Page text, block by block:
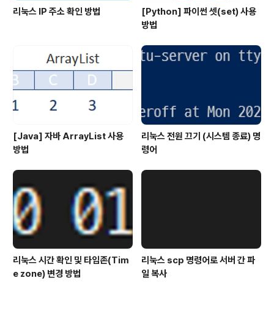
리눅스 IP 주소 확인 방법
[Python] 파이썬 셋(set) 사용
방법
[Java] 자바 ArrayList 사용
방법
리눅스 전원 끄기 (시스템 종료) 명
령어
리눅스 시간 확인 및 타임존(Tim
e zone) 변경 방법
리눅스 scp 명령어로 서버 간 파
일 복사